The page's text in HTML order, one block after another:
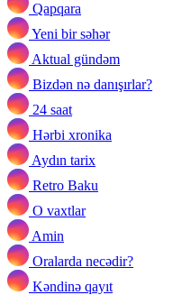
Qapqara
Yeni bir səhər
Aktual gündəm
Bizdən nə danışırlar?
24 saat
Hərbi xronika
Aydın tarix
Retro Baku
O vaxtlar
Amin
Oralarda necədir?
Kəndinə qayıt